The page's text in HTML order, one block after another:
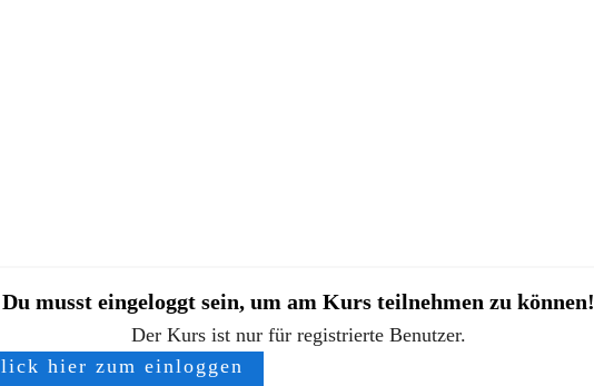
Du musst eingeloggt sein, um am Kurs teilnehmen zu können!
Der Kurs ist nur für registrierte Benutzer.
hier zum einloggen